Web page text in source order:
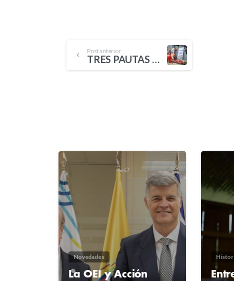
Post anterior
TRES PAUTAS PARA LA PREVENCIÓN ANTE UN SISMO CON FAMILIARES VULNERABLES
24
Novedades
La OEI y Acción